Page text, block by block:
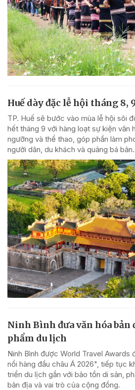
Huế dày đặc lễ hội tháng 8,
TP. Huế sẽ bước vào mùa lễ hội sôi
hết tháng 9 với hàng loạt sự kiện văn
ngưỡng và thể thao, góp phần làm
người dân, du khách và quảng bá
Ninh Bình đưa văn hóa bản
phẩm du lịch
Ninh Bình được World Travel
nổi hàng đầu châu Á 2026", tiếp tục
triển du lịch gắn với bảo tồn di sản,
bản địa và vai trò của cộng đồng.